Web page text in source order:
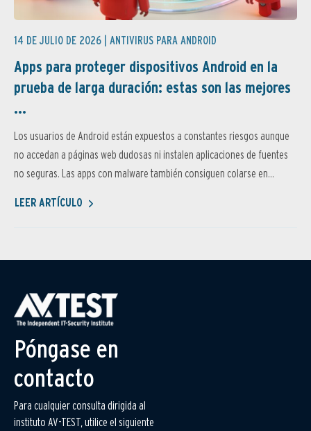
14 DE JULIO DE 2026 | ANTIVIRUS PARA ANDROID
Apps para proteger dispositivos Android en la
prueba de larga duración: estas son las mejores
...
Los usuarios de Android están expuestos a constantes riesgos aunque
no accedan a páginas web dudosas ni instalen aplicaciones de fuentes
no seguras. Las apps con malware también consiguen colarse en...
LEER ARTÍCULO
Póngase en
contacto
Para cualquier consulta dirigida al
instituto AV-TEST, utilice el siguiente